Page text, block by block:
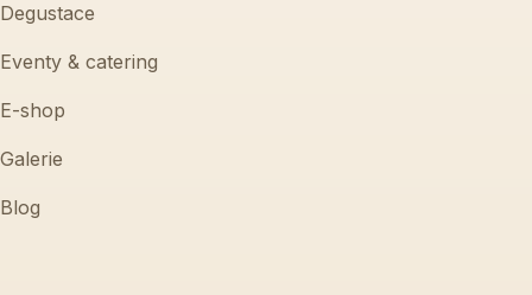
Degustace
Eventy & catering
E-shop
Galerie
Blog